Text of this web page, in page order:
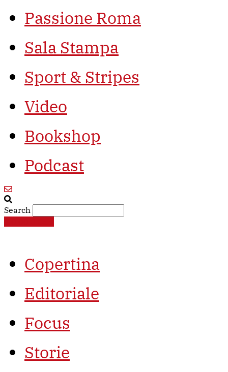
Passione Roma
Sala Stampa
Sport & Stripes
Video
Bookshop
Podcast
Search
Copertina
Editoriale
Focus
Storie